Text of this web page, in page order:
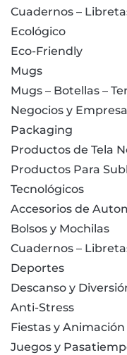
Cuadernos –
Ecológico
Eco-Friendly
Mugs
Mugs – Botellas –
Negocios y
Packaging
Productos de Tela
Productos Para
Tecnológicos
Accesorios de
Bolsos y Mochilas
Cuadernos –
Deportes
Descanso y
Anti-Stress
Fiestas y Animación
Juegos y